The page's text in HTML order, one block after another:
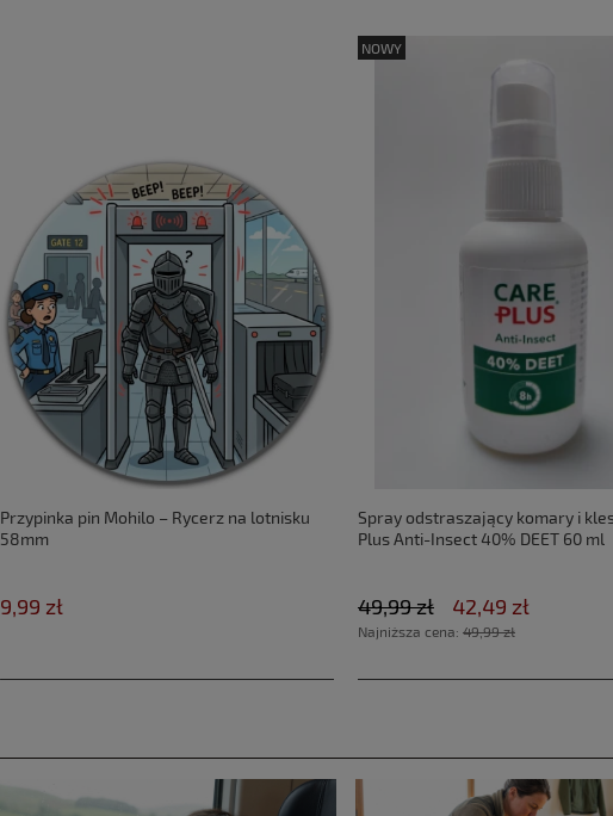
Przypinka pin Mohilo – Rycerz na lotnisku
58mm
9,99 zł
Spray odstraszający komary i
Plus Anti-Insect 40% DEET 60 ml
42,49 zł
49,99 zł
Najniższa cena: 49,99 zł
NOWY